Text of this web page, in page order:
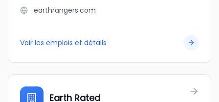
earthrangers.com
Voir les emplois et détails
Earth Rated